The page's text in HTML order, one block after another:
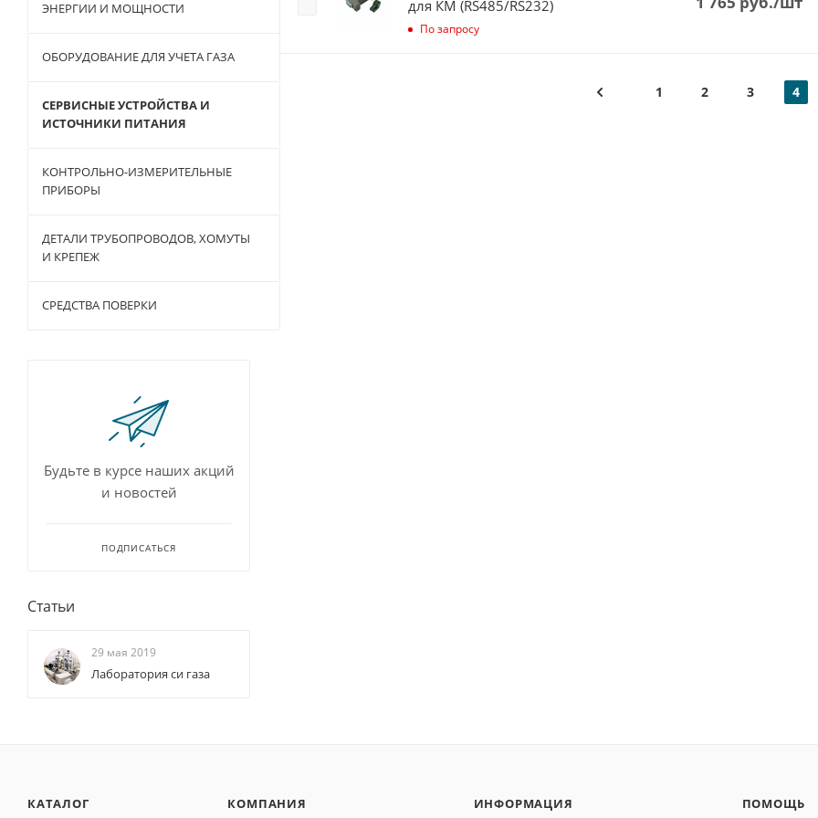
для КМ (RS485/RS232)
По запросу
1 2 3 4
ЭНЕРГИИ И МОЩНОСТИ
ОБОРУДОВАНИЕ ДЛЯ УЧЕТА ГАЗА
СЕРВИСНЫЕ УСТРОЙСТВА И
ИСТОЧНИКИ ПИТАНИЯ
КОНТРОЛЬНО-ИЗМЕРИТЕЛЬНЫЕ
ПРИБОРЫ
ДЕТАЛИ ТРУБОПРОВОДОВ, ХОМУТЫ
И КРЕПЕЖ
СРЕДСТВА ПОВЕРКИ
Будьте в курсе наших акций
и новостей
ПОДПИСАТЬСЯ
Статьи
29 мая 2019
Лаборатория си газа
КАТАЛОГ КОМПАНИЯ ИНФОРМАЦИЯ ПОМОЩЬ